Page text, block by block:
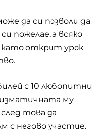
да си позволи да
пожелае, а всяко
като открит урок
с 10 любопитни
му
това да
с негово участие.